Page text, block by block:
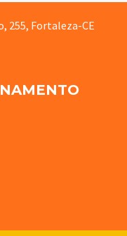
255, Fortaleza-CE